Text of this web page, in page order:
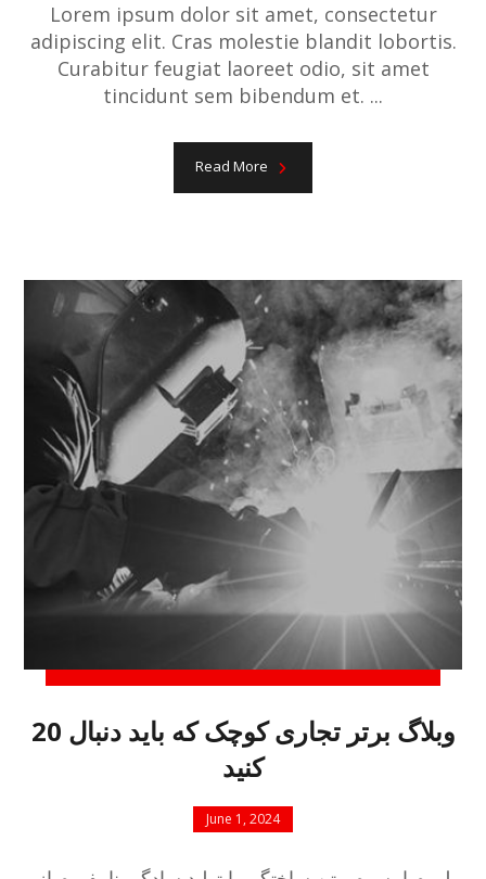
Lorem ipsum dolor sit amet, consectetur
adipiscing elit. Cras molestie blandit lobortis.
Curabitur feugiat laoreet odio, sit amet
tincidunt sem bibendum et. ...
Read More
20 وبلاگ برتر تجاری کوچک که باید دنبال
کنید
June 1, 2024